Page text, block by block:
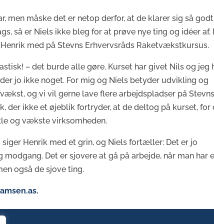
men måske det er netop derfor, at de klarer sig så
så er Niels ikke bleg for at prøve nye ting og idéer af.
med på Stevns Erhvervsråds Raketvækstkursus.
– det burde alle gøre. Kurset har givet Nils og jeg
jo ikke noget. For mig og Niels betyder udvikling og
og vi vil gerne lave flere arbejdspladser på
der ikke et øjeblik fortryder, at de deltog på kurset, for
og vækste virksomheden.
Henrik med et grin, og Niels fortæller: Det er jo
Det er sjovere at gå på arbejde, når man har
også de sjove ting.
.